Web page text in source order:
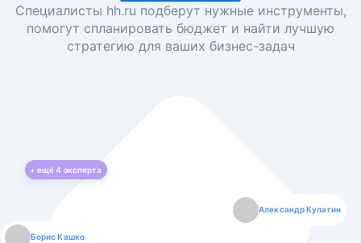
Специалисты hh.ru подберут нужные инструменты,
помогут спланировать бюджет и найти лучшую
стратегию для ваших бизнес-задач
+ ещё4 эксперта
Борис Кашко
Александр Кулагин
Юлия Изоитко
Даниил Макаров
Александр Кулагин
Екатерина Лазаренко
Даниил Макаров
Борис Кашко
Екатерина Лазаренко
Юлия Изоитко